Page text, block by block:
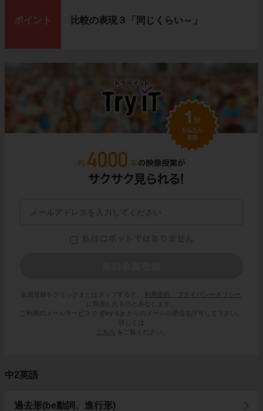
ポイント 比較の表現３「同じくらい～」
会員登録をクリックまたはタップすると、
利用規約・プライバシーポリシー
に同意したものとみなします。
ご利用のメールサービスで @try-it.jp からのメールの受信を許可して下さい。
詳しくは
こちら
をご覧ください。
中2英語
過去形(be動詞、進行形)